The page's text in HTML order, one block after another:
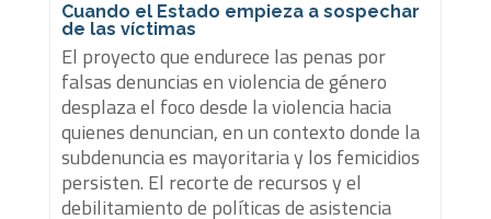
Cuando el Estado empieza a sospechar
de las víctimas
El proyecto que endurece las penas por
falsas denuncias en violencia de género
desplaza el foco desde la violencia hacia
quienes denuncian, en un contexto donde la
subdenuncia es mayoritaria y los femicidios
persisten. El recorte de recursos y el
debilitamiento de políticas de asistencia